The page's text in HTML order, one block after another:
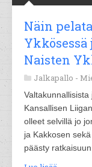
Näin
Ykkösessä
Naisten
Jalkapallo -
Kansallisen
olleet selvillä jo
ja Kakkosen
päästy